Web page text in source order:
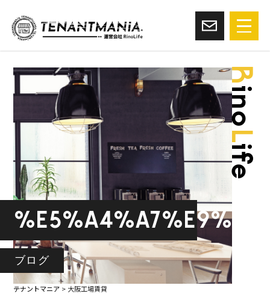
ブログ
R
ino
L
ife
テナントマニア > 大阪工場賃貸